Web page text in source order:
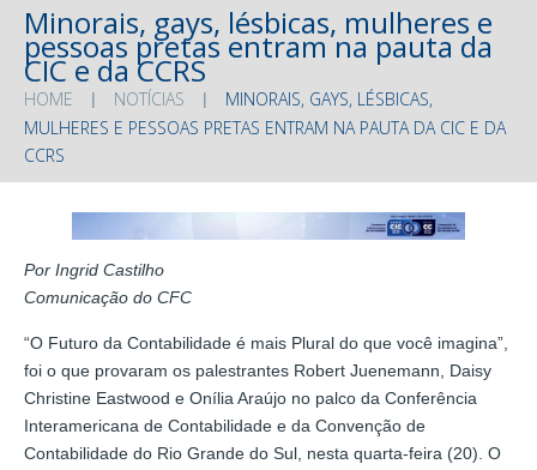
Minorais, gays, lésbicas, mulheres e
pessoas pretas entram na pauta da
CIC e da CCRS
HOME NOTÍCIAS
MINORAIS, GAYS, LÉSBICAS,
MULHERES E PESSOAS PRETAS ENTRAM NA PAUTA DA CIC E DA
CCRS
Por Ingrid Castilho
Comunicação do CFC
“O Futuro da Contabilidade é mais Plural do que você imagina”,
foi o que provaram os palestrantes Robert Juenemann, Daisy
Christine Eastwood e Onília Araújo no palco da Conferência
Interamericana de Contabilidade e da Convenção de
Contabilidade do Rio Grande do Sul, nesta quarta-feira (20). O